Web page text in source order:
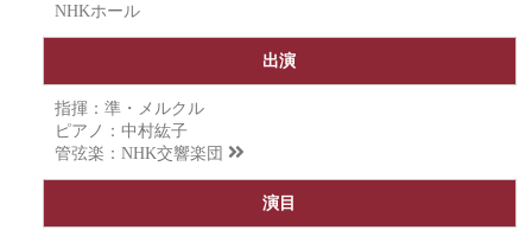
NHKホール
出演
指揮：準・メルクル
ピアノ：中村紘子
管弦楽： NHK交響楽団
演目